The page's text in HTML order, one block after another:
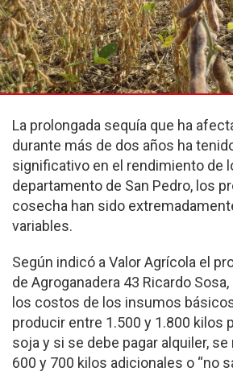
La prolongada sequía que ha
durante más de dos años ha
significativo en el rendimiento de
departamento de San Pedro, los
cosecha han sido
variables.
Según indicó a Valor Agrícola el
de Agroganadera 43 Ricardo
los costos de los insumos
producir entre 1.500 y 1.800 kilos
soja y si se debe pagar alquiler,
600 y 700 kilos adicionales o “no